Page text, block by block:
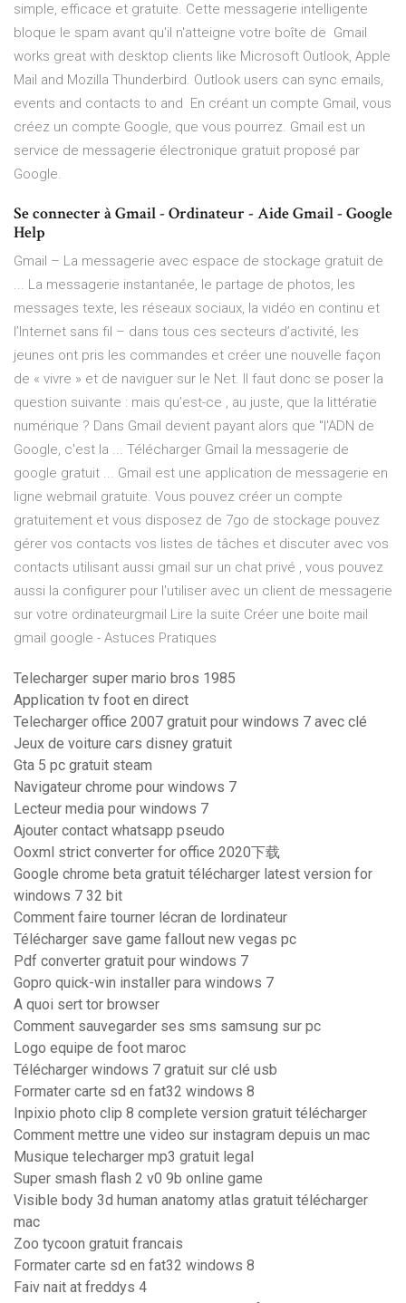
simple, efficace et gratuite. Cette messagerie intelligente
bloque le spam avant qu'il n'atteigne votre boîte de Gmail
works great with desktop clients like Microsoft Outlook, Apple
Mail and Mozilla Thunderbird. Outlook users can sync emails,
events and contacts to and En créant un compte Gmail, vous
créez un compte Google, que vous pourrez. Gmail est un
service de messagerie électronique gratuit proposé par
Google.
Se connecter à Gmail - Ordinateur - Aide Gmail - Google
Help
Gmail – La messagerie avec espace de stockage gratuit de
... La messagerie instantanée, le partage de photos, les
messages texte, les réseaux sociaux, la vidéo en continu et
l’Internet sans fil – dans tous ces secteurs d’activité, les
jeunes ont pris les commandes et créer une nouvelle façon
de « vivre » et de naviguer sur le Net. Il faut donc se poser la
question suivante : mais qu’est-ce , au juste, que la littératie
numérique ? Dans Gmail devient payant alors que "l'ADN de
Google, c'est la ... Télécharger Gmail la messagerie de
google gratuit ... Gmail est une application de messagerie en
ligne webmail gratuite. Vous pouvez créer un compte
gratuitement et vous disposez de 7go de stockage pouvez
gérer vos contacts vos listes de tâches et discuter avec vos
contacts utilisant aussi gmail sur un chat privé , vous pouvez
aussi la configurer pour l'utiliser avec un client de messagerie
sur votre ordinateurgmail Lire la suite Créer une boite mail
gmail google - Astuces Pratiques
Telecharger super mario bros 1985
Application tv foot en direct
Telecharger office 2007 gratuit pour windows 7 avec clé
Jeux de voiture cars disney gratuit
Gta 5 pc gratuit steam
Navigateur chrome pour windows 7
Lecteur media pour windows 7
Ajouter contact whatsapp pseudo
Ooxml strict converter for office 2020下载
Google chrome beta gratuit télécharger latest version for
windows 7 32 bit
Comment faire tourner lécran de lordinateur
Télécharger save game fallout new vegas pc
Pdf converter gratuit pour windows 7
Gopro quick-win installer para windows 7
A quoi sert tor browser
Comment sauvegarder ses sms samsung sur pc
Logo equipe de foot maroc
Télécharger windows 7 gratuit sur clé usb
Formater carte sd en fat32 windows 8
Inpixio photo clip 8 complete version gratuit télécharger
Comment mettre une video sur instagram depuis un mac
Musique telecharger mp3 gratuit legal
Super smash flash 2 v0 9b online game
Visible body 3d human anatomy atlas gratuit télécharger
mac
Zoo tycoon gratuit francais
Formater carte sd en fat32 windows 8
Faiv nait at freddys 4